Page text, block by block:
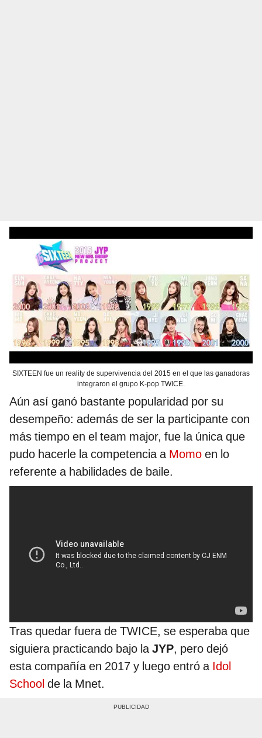
SIXTEEN fue un reality de supervivencia del 2015 en el que las ganadoras
integraron el grupo K-pop TWICE.
Aún así ganó bastante popularidad por su
desempeño: además de ser la participante con
más tiempo en el team major, fue la única que
pudo hacerle la competencia a Momo en lo
referente a habilidades de baile.
Tras quedar fuera de TWICE, se esperaba que
siguiera practicando bajo laJYP, pero dejó
esta compañía en 2017 y luego entró a Idol
School de la Mnet.